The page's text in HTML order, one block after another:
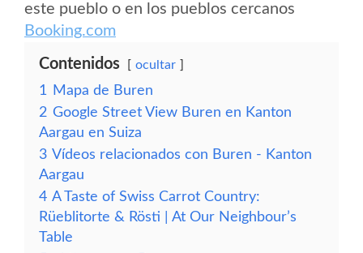
este pueblo o en los pueblos cercanos
Booking.com
Contenidos ocultar
1
Mapa de Buren
2 Google Street View Buren en Kanton
Aargau en Suiza
3 Vídeos relacionados con Buren - Kanton
Aargau
4 A Taste of Swiss Carrot Country:
Rüeblitorte & Rösti | At Our Neighbour’s
Table